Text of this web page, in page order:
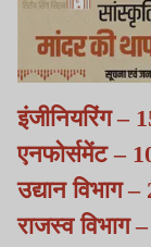
इंजीनियरिंग –
एनफोर्समेंट –
उद्यान विभाग
राजस्व विभाग